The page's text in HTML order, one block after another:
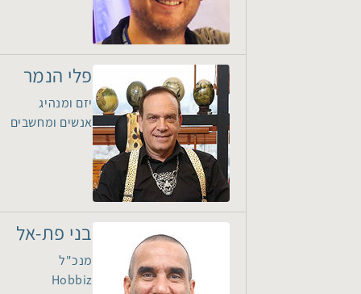
פלי הנמר
יזם ומנהיג
אנשים ומחשבים
בני פת-אל
מנכ"ל
Hobbiz